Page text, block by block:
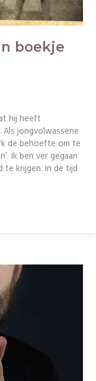
boekje
hij heeft
Als jongvolwassene
de behoefte om te
Ik ben ver gegaan
te krijgen. In de tijd